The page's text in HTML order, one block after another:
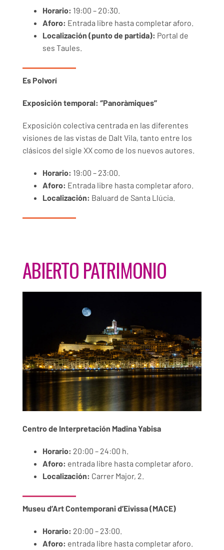
Horario: 19:00 – 20:30.
Aforo: Entrada libre hasta completar aforo.
Localización (punto de partida): Portal de
ses Taules.
Es Polvorí
Exposición temporal: ‘’Panoràmiques’’
Exposición colectiva centrada en las diferentes
visiones de las vistas de Dalt Vila, tanto entre los
clásicos del sigle XX como de los nuevos autores.
Horario: 19:00 – 23:00.
Aforo: Entrada libre hasta completar aforo.
Localización: Baluard de Santa Llúcia.
ABIERTO PATRIMONIO
Centro de Interpretación Madina Yabisa
Horario: 20:00 – 24:00 h.
Aforo: entrada libre hasta completar aforo.
Localización: Carrer Major, 2.
Museu d’Art Contemporani d’Eivissa (MACE)
Horario: 20:00 – 23:00.
Aforo: entrada libre hasta completar aforo.